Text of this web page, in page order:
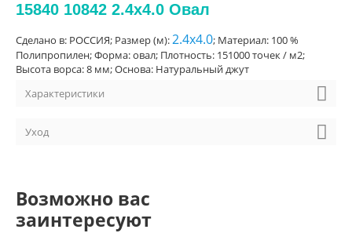
15840 10842 2.4x4.0 Овал
Сделано в: РОССИЯ; Размер (м):2.4x4.0; Материал: 100 %
Полипропилен; Форма: овал; Плотность: 151000 точек / м2;
Высота ворса: 8 мм; Основа: Натуральный джут
Характеристики
Уход
Возможно вас
заинтересуют